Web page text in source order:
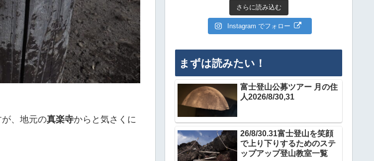
、地元の真楽寺からと気さくに
さらに読み込む
Instagram でフォロー
まずは読みたい！
富士登山公募ツアー 月の住
人2026/8/30,31
26/8/30.31富士登山を笑顔
で上り下りするためのステ
ップアップ登山教室一覧